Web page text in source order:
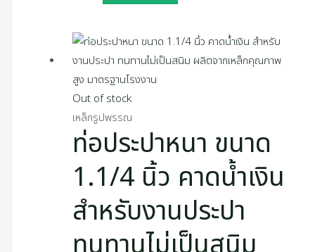
Out of stock
เหล็กรูปพรรณ
ท่อประปาหนา ขนาด
1.1/4 นิ้ว คาดน้ำเงิน
สำหรับงานประปา